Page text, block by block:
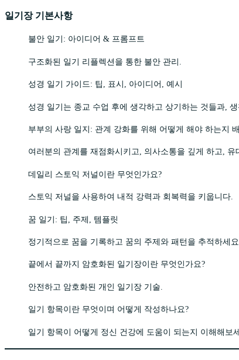
일기장 기본사항
불안 일기: 아이디어 & 프롬프트
구조화된 일기 리플렉션을 통한 불안 관리.
성경 일기 가이드: 팁, 표시, 아이디어, 예시
성경 일기는 종교 수업 후에 생각하고 상기하는 것들과,
부부의 사랑 일지: 관계 강화를 위해 어떻게 해야 하는지
여러분의 관계를 재점화시키고, 의사소통을 깊게 하고, 유
데일리 스토익 저널이란 무엇인가요?
스토익 저널을 사용하여 내적 강력과 회복력을 키웁니다.
꿈 일기: 팁, 주제, 템플릿
정기적으로 꿈을 기록하고 꿈의 주제와 패턴을 추적하세요.
끝에서 끝까지 암호화된 일기장이란 무엇인가요?
안전하고 암호화된 개인 일기장 기술.
일기 항목이란 무엇이며 어떻게 작성하나요?
일기 항목이 어떻게 정신 건강에 도움이 되는지 이해해보